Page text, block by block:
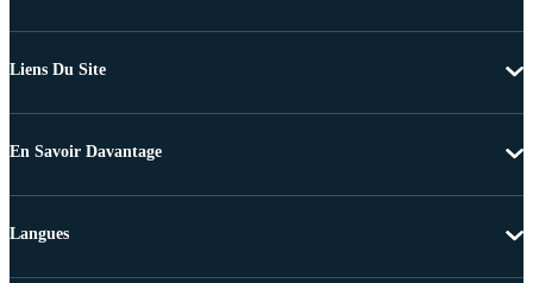
Liens Du Site
En Savoir Davantage
Langues